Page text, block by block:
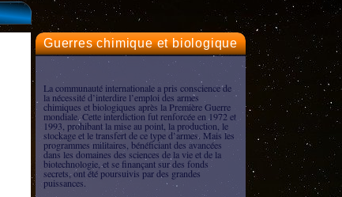
Guerres chimique et biologique
La communauté internationale a pris conscience de
la nécessité d’interdire l’emploi des armes
chimiques et biologiques après la Première Guerre
mondiale. Cette interdiction fut renforcée en 1972 et
1993, prohibant la mise au point, la production, le
stockage et le transfert de ce type d’armes. Mais les
programmes militaires, bénéficiant des avancées
dans les domaines des sciences de la vie et de la
biotechnologie, et se finançant sur des fonds
secrets, ont été poursuivis par des grandes
puissances.